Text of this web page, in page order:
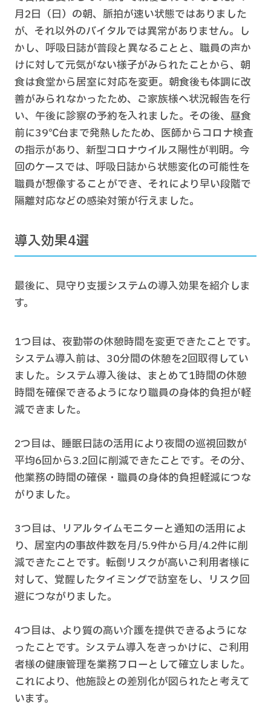
月2日（日）の朝、脈拍が速い状態ではありました
が、それ以外のバイタルでは異常がありません。し
かし、呼吸日誌が普段と異なることと、職員の声か
けに対して元気がない様子がみられたことから、朝
食は食堂から居室に対応を変更。朝食後も体調に改
善がみられなかったため、ご家族様へ状況報告を行
い、午後に診察の予約を入れました。その後、昼食
前に39℃台まで発熱したため、医師からコロナ検査
の指示があり、新型コロナウイルス陽性が判明。今
回のケースでは、呼吸日誌から状態変化の可能性を
職員が想像することができ、それにより早い段階で
隔離対応などの感染対策が行えました。
導入効果4選
最後に、見守り支援システムの導入効果を紹介しま
す。
1つ目は、夜勤帯の休憩時間を変更できたことです。
システム導入前は、30分間の休憩を2回取得してい
ました。システム導入後は、まとめて1時間の休憩
時間を確保できるようになり職員の身体的負担が軽
減できました。
2つ目は、睡眠日誌の活用により夜間の巡視回数が
平均6回から3.2回に削減できたことです。その分、
他業務の時間の確保・職員の身体的負担軽減につな
がりました。
3つ目は、リアルタイムモニターと通知の活用によ
り、居室内の事故件数を月/5.9件から月/4.2件に削
減できたことです。転倒リスクが高いご利用者様に
対して、覚醒したタイミングで訪室をし、リスク回
避につながりました。
4つ目は、より質の高い介護を提供できるようにな
ったことです。システム導入をきっかけに、ご利用
者様の健康管理を業務フローとして確立しました。
これにより、他施設との差別化が図られたと考えて
います。